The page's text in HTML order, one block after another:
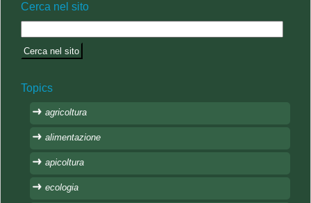
Cerca nel sito
Topics
agricoltura
alimentazione
apicoltura
ecologia